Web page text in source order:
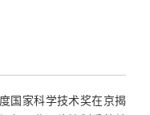
国家科学技术奖在京揭